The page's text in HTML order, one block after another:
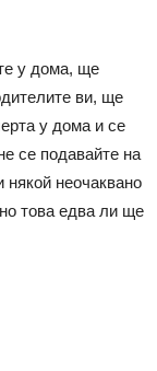
у дома, ще
ви, ще
у дома и се
се подавайте на
неочаквано
това едва ли ще